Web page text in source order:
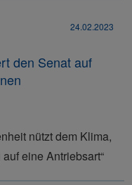
24.02.2023
den Senat auf
nützt dem Klima,
eine Antriebsart“